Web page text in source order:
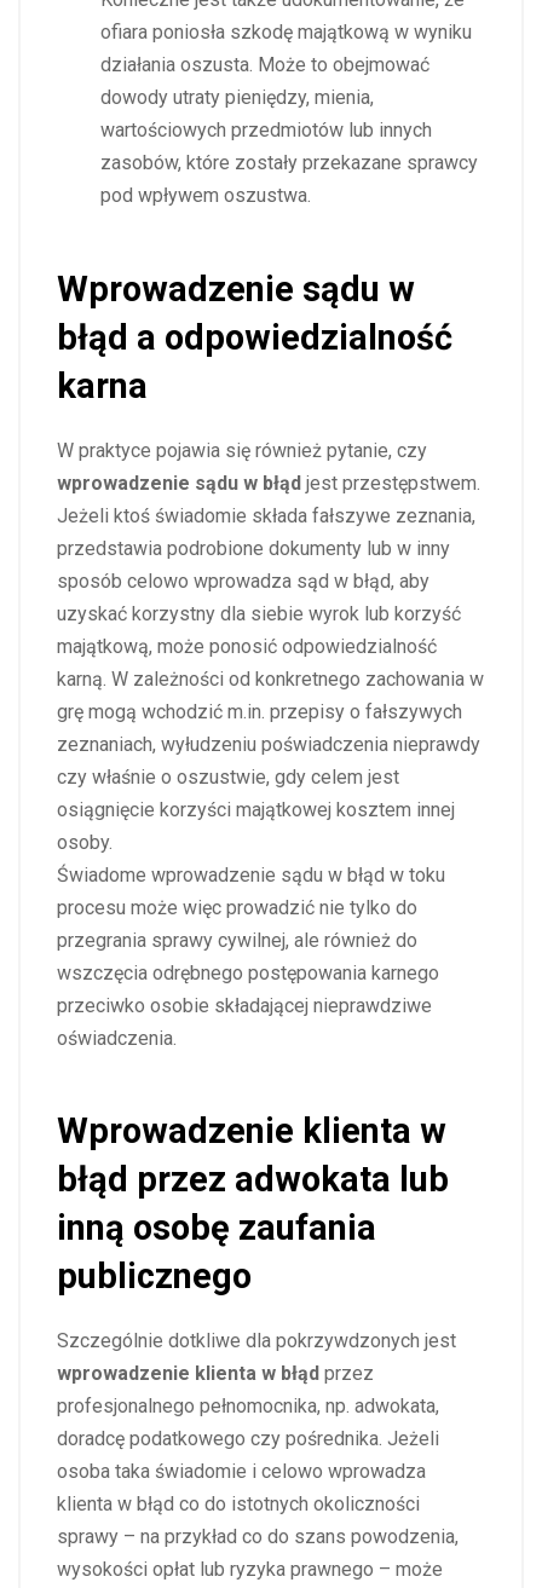
ofiara poniosła szkodę majątkową w wyniku
działania oszusta. Może to obejmować
dowody utraty pieniędzy, mienia,
wartościowych przedmiotów lub innych
zasobów, które zostały przekazane sprawcy
pod wpływem oszustwa.
Wprowadzenie sądu w
błąd a odpowiedzialność
karna
W praktyce pojawia się również pytanie, czy
wprowadzenie sądu w błąd jest przestępstwem.
Jeżeli ktoś świadomie składa fałszywe zeznania,
przedstawia podrobione dokumenty lub w inny
sposób celowo wprowadza sąd w błąd, aby
uzyskać korzystny dla siebie wyrok lub korzyść
majątkową, może ponosić odpowiedzialność
karną. W zależności od konkretnego zachowania w
grę mogą wchodzić m.in. przepisy o fałszywych
zeznaniach, wyłudzeniu poświadczenia nieprawdy
czy właśnie o oszustwie, gdy celem jest
osiągnięcie korzyści majątkowej kosztem innej
osoby.
Świadome wprowadzenie sądu w błąd w toku
procesu może więc prowadzić nie tylko do
przegrania sprawy cywilnej, ale również do
wszczęcia odrębnego postępowania karnego
przeciwko osobie składającej nieprawdziwe
oświadczenia.
Wprowadzenie klienta w
błąd przez adwokata lub
inną osobę zaufania
publicznego
Szczególnie dotkliwe dla pokrzywdzonych jest
wprowadzenie klienta w błąd przez
profesjonalnego pełnomocnika, np. adwokata,
doradcę podatkowego czy pośrednika. Jeżeli
osoba taka świadomie i celowo wprowadza
klienta w błąd co do istotnych okoliczności
sprawy – na przykład co do szans powodzenia,
wysokości opłat lub ryzyka prawnego – może